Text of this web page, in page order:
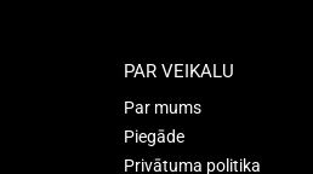
PAR VEIKALU
Par mums
Piegāde
Privātuma politika